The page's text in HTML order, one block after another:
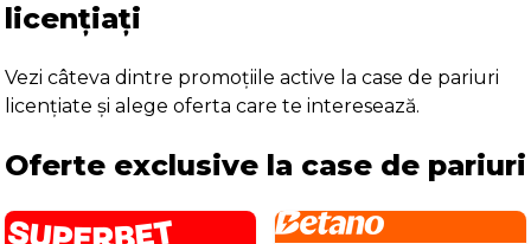
licențiați
Vezi câteva dintre promoțiile active la case de pariuri
licențiate și alege oferta care te interesează.
Oferte exclusive la case de pariuri